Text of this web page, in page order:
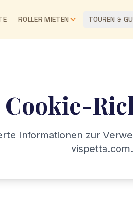
ROLLER MIETEN TOUREN &
Cookie-
Informationen zur
vispetta.com.